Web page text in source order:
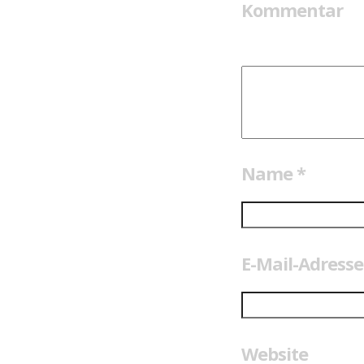
Kommentar
Name *
E-Mail-
Website